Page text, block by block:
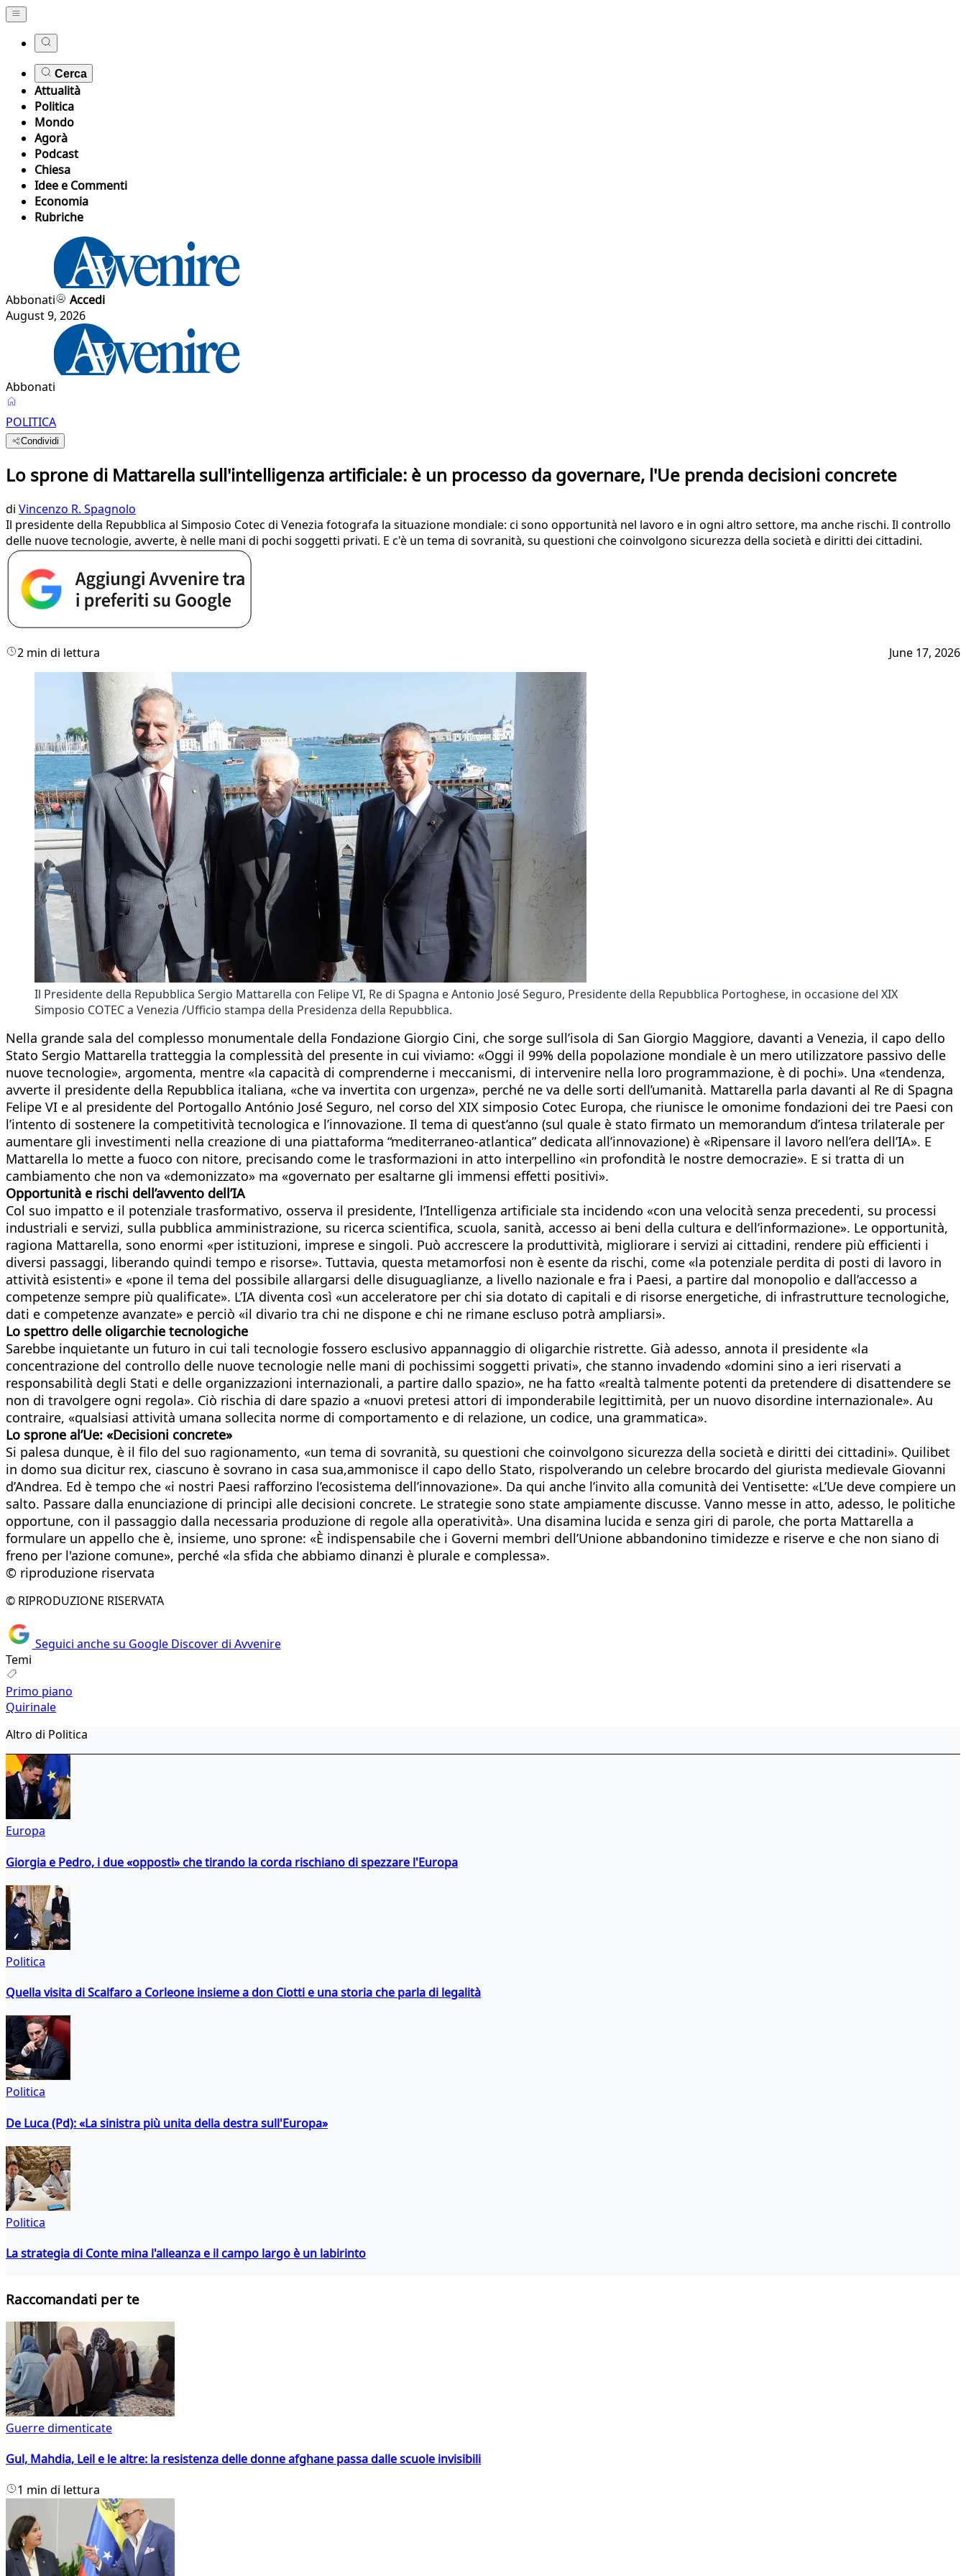
Cerca
Attualità
Politica
Mondo
Agorà
Podcast
Chiesa
Idee e Commenti
Economia
Rubriche
Abbonati
Accedi
August 9, 2026
Abbonati
POLITICA
Condividi
Lo sprone di Mattarella sull'intelligenza artificiale: è un processo da governare, l'Ue prenda decisioni concrete
di Vincenzo R. Spagnolo
Il presidente della Repubblica al Simposio Cotec di Venezia fotografa la situazione mondiale: ci sono opportunità nel lavoro e in ogni altro settore, ma anche rischi. Il controllo
delle nuove tecnologie, avverte, è nelle mani di pochi soggetti privati. E c'è un tema di sovranità, su questioni che coinvolgono sicurezza della società e diritti dei cittadini.
2 min di lettura June 17, 2026
Il Presidente della Repubblica Sergio Mattarella con Felipe VI, Re di Spagna e Antonio José Seguro, Presidente della Repubblica Portoghese, in occasione del XIX
Simposio COTEC a Venezia /Ufficio stampa della Presidenza della Repubblica.
Nella grande sala del complesso monumentale della Fondazione Giorgio Cini, che sorge sull’isola di San Giorgio Maggiore, davanti a Venezia, il capo dello
Stato Sergio Mattarella tratteggia la complessità del presente in cui viviamo: «Oggi il 99% della popolazione mondiale è un mero utilizzatore passivo delle
nuove tecnologie», argomenta, mentre «la capacità di comprenderne i meccanismi, di intervenire nella loro programmazione, è di pochi». Una «tendenza,
avverte il presidente della Repubblica italiana, «che va invertita con urgenza», perché ne va delle sorti dell’umanità. Mattarella parla davanti al Re di Spagna
Felipe VI e al presidente del Portogallo António José Seguro, nel corso del XIX simposio Cotec Europa, che riunisce le omonime fondazioni dei tre Paesi con
l’intento di sostenere la competitività tecnologica e l’innovazione. Il tema di quest’anno (sul quale è stato firmato un memorandum d’intesa trilaterale per
aumentare gli investimenti nella creazione di una piattaforma “mediterraneo-atlantica” dedicata all’innovazione) è «Ripensare il lavoro nell’era dell’IA». E
Mattarella lo mette a fuoco con nitore, precisando come le trasformazioni in atto interpellino «in profondità le nostre democrazie». E si tratta di un
cambiamento che non va «demonizzato» ma «governato per esaltarne gli immensi effetti positivi».
Opportunità e rischi dell’avvento dell’IA
Col suo impatto e il potenziale trasformativo, osserva il presidente, l’Intelligenza artificiale sta incidendo «con una velocità senza precedenti, su processi
industriali e servizi, sulla pubblica amministrazione, su ricerca scientifica, scuola, sanità, accesso ai beni della cultura e dell’informazione». Le opportunità,
ragiona Mattarella, sono enormi «per istituzioni, imprese e singoli. Può accrescere la produttività, migliorare i servizi ai cittadini, rendere più efficienti i
diversi passaggi, liberando quindi tempo e risorse». Tuttavia, questa metamorfosi non è esente da rischi, come «la potenziale perdita di posti di lavoro in
attività esistenti» e «pone il tema del possibile allargarsi delle disuguaglianze, a livello nazionale e fra i Paesi, a partire dal monopolio e dall’accesso a
competenze sempre più qualificate». L’IA diventa così «un acceleratore per chi sia dotato di capitali e di risorse energetiche, di infrastrutture tecnologiche,
dati e competenze avanzate» e perciò «il divario tra chi ne dispone e chi ne rimane escluso potrà ampliarsi».
Lo spettro delle oligarchie tecnologiche
Sarebbe inquietante un futuro in cui tali tecnologie fossero esclusivo appannaggio di oligarchie ristrette. Già adesso, annota il presidente «la
concentrazione del controllo delle nuove tecnologie nelle mani di pochissimi soggetti privati», che stanno invadendo «domini sino a ieri riservati a
responsabilità degli Stati e delle organizzazioni internazionali, a partire dallo spazio», ne ha fatto «realtà talmente potenti da pretendere di disattendere se
non di travolgere ogni regola». Ciò rischia di dare spazio a «nuovi pretesi attori di imponderabile legittimità, per un nuovo disordine internazionale». Au
contraire, «qualsiasi attività umana sollecita norme di comportamento e di relazione, un codice, una grammatica».
Lo sprone al’Ue: «Decisioni concrete»
Si palesa dunque, è il filo del suo ragionamento, «un tema di sovranità, su questioni che coinvolgono sicurezza della società e diritti dei cittadini». Quilibet
in domo sua dicitur rex, ciascuno è sovrano in casa sua,ammonisce il capo dello Stato, rispolverando un celebre brocardo del giurista medievale Giovanni
d’Andrea. Ed è tempo che «i nostri Paesi rafforzino l’ecosistema dell’innovazione». Da qui anche l’invito alla comunità dei Ventisette: «L’Ue deve compiere un
salto. Passare dalla enunciazione di principi alle decisioni concrete. Le strategie sono state ampiamente discusse. Vanno messe in atto, adesso, le politiche
opportune, con il passaggio dalla necessaria produzione di regole alla operatività». Una disamina lucida e senza giri di parole, che porta Mattarella a
formulare un appello che è, insieme, uno sprone: «È indispensabile che i Governi membri dell’Unione abbandonino timidezze e riserve e che non siano di
freno per l'azione comune», perché «la sfida che abbiamo dinanzi è plurale e complessa».
© riproduzione riservata
© RIPRODUZIONE RISERVATA
Seguici anche su Google Discover di Avvenire
Temi
Primo piano
Quirinale
Altro di Politica
Europa
Giorgia e Pedro, i due «opposti» che tirando la corda rischiano di spezzare l'Europa
Politica
Quella visita di Scalfaro a Corleone insieme a don Ciotti e una storia che parla di legalità
Politica
De Luca (Pd): «La sinistra più unita della destra sull'Europa»
Politica
La strategia di Conte mina l'alleanza e il campo largo è un labirinto
Raccomandati per te
Guerre dimenticate
Gul, Mahdia, Leil e le altre: la resistenza delle donne afghane passa dalle scuole invisibili
1 min di lettura